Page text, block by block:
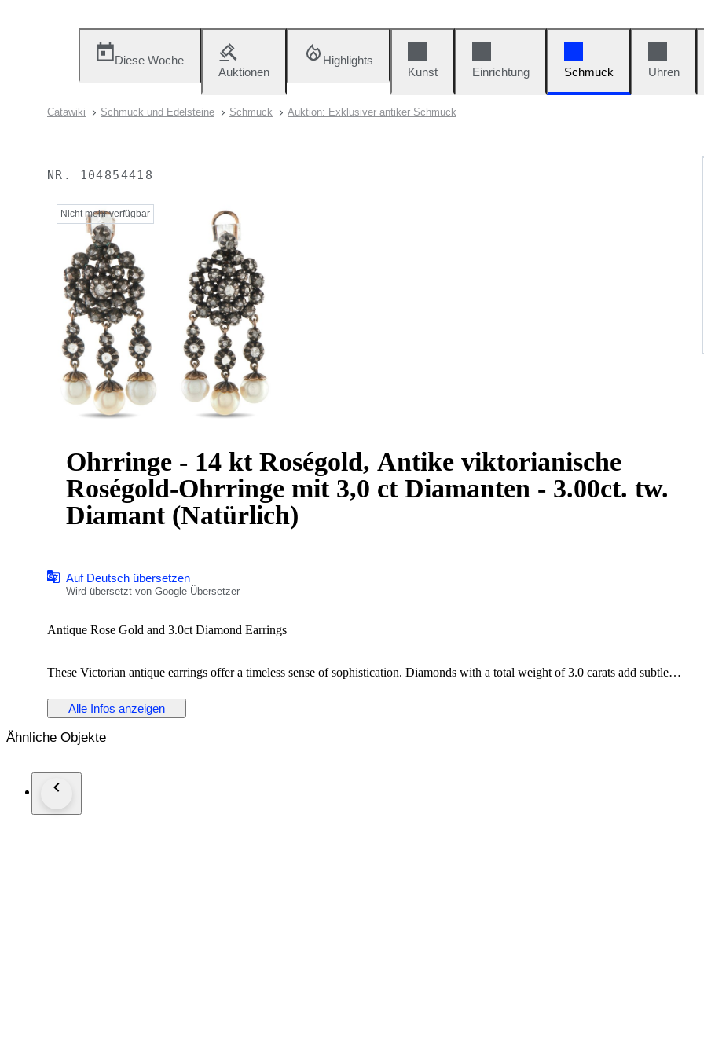
Diese Woche
Auktionen
Highlights
Kunst
Einrichtung Schmuck Uhren
Catawiki Schmuck und Edelsteine Schmuck Auktion: Exklusiver antiker Schmuck
NR. 104854418
Nicht mehr verfügbar
Ohrringe - 14 kt Roségold, Antike viktorianische
Roségold-Ohrringe mit 3,0 ct Diamanten - 3.00ct. tw.
Diamant (Natürlich)
Auf Deutsch übersetzen
Wird übersetzt von Google Übersetzer
Antique Rose Gold and 3.0ct Diamond Earrings
These Victorian antique earrings offer a timeless sense of sophistication. Diamonds with a total weight of 3.0 carats add subtle
movement. Each earring measures 2.0” long by 1.0” wide.
Metal 14K Rose Gold
Stones Diamond
Stamp 585
Alle Infos anzeigen
Ähnliche Objekte